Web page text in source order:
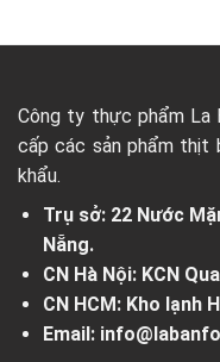
Công ty thực phẩm La
cấp các sản phẩm thịt
khẩu.
Trụ sở: 22 Nước
Nẵng.
CN Hà Nội: KCN
CN HCM: Kho lạnh
Email: